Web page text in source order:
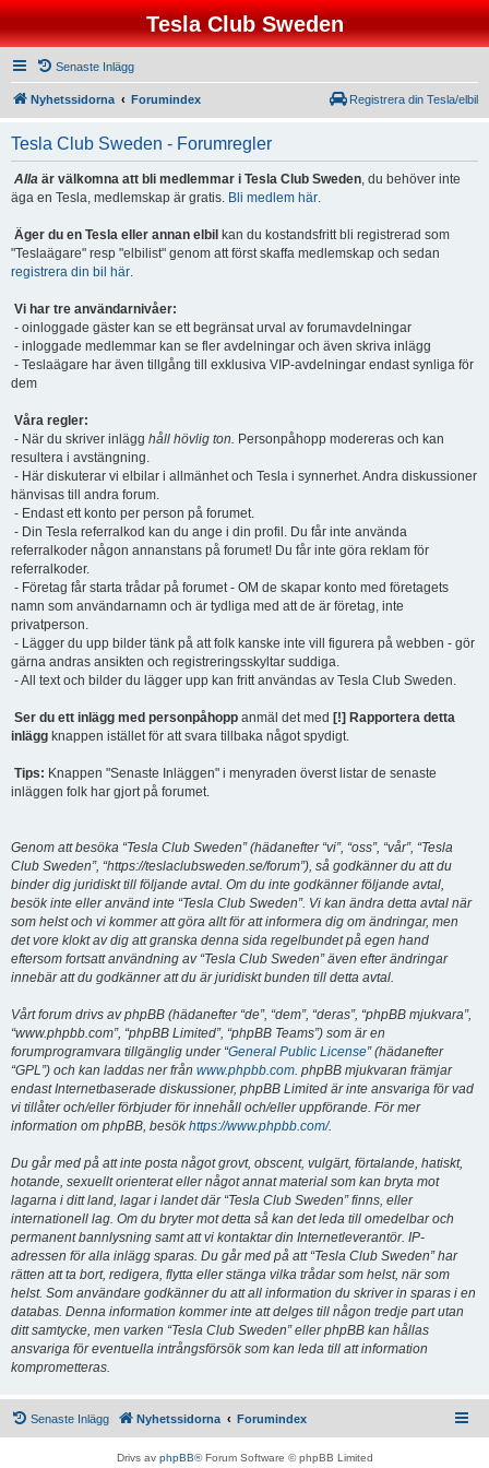
Tesla Club Sweden
Senaste Inlägg
Nyhetssidorna Forumindex Registrera din Tesla/elbil
Tesla Club Sweden - Forumregler
Alla är välkomna att bli medlemmar i Tesla Club Sweden, du behöver inte
äga en Tesla, medlemskap är gratis. Bli medlem här.
Äger du en Tesla eller annan elbil kan du kostandsfritt bli registrerad som
"Teslaägare" resp "elbilist" genom att först skaffa medlemskap och sedan
registrera din bil här.
Vi har tre användarnivåer:
- oinloggade gäster kan se ett begränsat urval av forumavdelningar
- inloggade medlemmar kan se fler avdelningar och även skriva inlägg
- Teslaägare har även tillgång till exklusiva VIP-avdelningar endast synliga för
dem
Våra regler:
- När du skriver inlägg håll hövlig ton. Personpåhopp modereras och kan
resultera i avstängning.
- Här diskuterar vi elbilar i allmänhet och Tesla i synnerhet. Andra diskussioner
hänvisas till andra forum.
- Endast ett konto per person på forumet.
- Din Tesla referralkod kan du ange i din profil. Du får inte använda
referralkoder någon annanstans på forumet! Du får inte göra reklam för
referralkoder.
- Företag får starta trådar på forumet - OM de skapar konto med företagets
namn som användarnamn och är tydliga med att de är företag, inte
privatperson.
- Lägger du upp bilder tänk på att folk kanske inte vill figurera på webben - gör
gärna andras ansikten och registreringsskyltar suddiga.
- All text och bilder du lägger upp kan fritt användas av Tesla Club Sweden.
Ser du ett inlägg med personpåhopp anmäl det med [!] Rapportera detta
inlägg knappen istället för att svara tillbaka något spydigt.
Tips: Knappen "Senaste Inläggen" i menyraden överst listar de senaste
inläggen folk har gjort på forumet.
Genom att besöka “Tesla Club Sweden” (hädanefter “vi”, “oss”, “vår”, “Tesla
Club Sweden”, “https://teslaclubsweden.se/forum”), så godkänner du att du
binder dig juridiskt till följande avtal. Om du inte godkänner följande avtal,
besök inte eller använd inte “Tesla Club Sweden”. Vi kan ändra detta avtal när
som helst och vi kommer att göra allt för att informera dig om ändringar, men
det vore klokt av dig att granska denna sida regelbundet på egen hand
eftersom fortsatt användning av “Tesla Club Sweden” även efter ändringar
innebär att du godkänner att du är juridiskt bunden till detta avtal.
Vårt forum drivs av phpBB (hädanefter “de”, “dem”, “deras”, “phpBB mjukvara”,
“www.phpbb.com”, “phpBB Limited”, “phpBB Teams”) som är en
forumprogramvara tillgänglig under “General Public License” (hädanefter
“GPL”) och kan laddas ner från www.phpbb.com. phpBB mjukvaran främjar
endast Internetbaserade diskussioner, phpBB Limited är inte ansvariga för vad
vi tillåter och/eller förbjuder för innehåll och/eller uppförande. För mer
information om phpBB, besökhttps://www.phpbb.com/.
Du går med på att inte posta något grovt, obscent, vulgärt, förtalande, hatiskt,
hotande, sexuellt orienterat eller något annat material som kan bryta mot
lagarna i ditt land, lagar i landet där “Tesla Club Sweden” finns, eller
internationell lag. Om du bryter mot detta så kan det leda till omedelbar och
permanent bannlysning samt att vi kontaktar din Internetleverantör. IP-
adressen för alla inlägg sparas. Du går med på att “Tesla Club Sweden” har
rätten att ta bort, redigera, flytta eller stänga vilka trådar som helst, när som
helst. Som användare godkänner du att all information du skriver in sparas i en
databas. Denna information kommer inte att delges till någon tredje part utan
ditt samtycke, men varken “Tesla Club Sweden” eller phpBB kan hållas
ansvariga för eventuella intrångsförsök som kan leda till att information
komprometteras.
Senaste Inlägg Nyhetssidorna Forumindex
Drivs av phpBB® Forum Software © phpBB Limited